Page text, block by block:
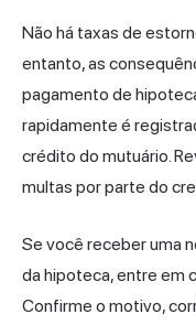
Não há taxas de
entanto, as
pagamento de
rapidamente é
crédito do mutuário.
multas por parte do
Se você receber uma
da hipoteca, entre em
Confirme o motivo,